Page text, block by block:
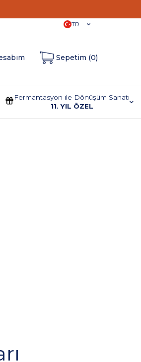
TR
Sepetim (0)
Fermantasyon ile Dönüşüm Sanatı
11. YIL ÖZEL